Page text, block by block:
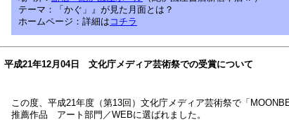
テーマ：「かぐ」』が見た月面とは？
ホームページ：詳細は コチラ
平成21年12月04日 文化庁メディア芸術祭での受賞について
この度、平成21年度（第13回）文化庁メディア芸術祭で「
推薦作品 アート部門／WEBに選ばれました。